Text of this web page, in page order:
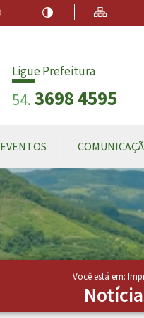
Ir para o Conteúdo
AcessibilidadeAlto Contraste
Ligue Prefeitura
54. 3698 4595
EVENTOS
Você está em: